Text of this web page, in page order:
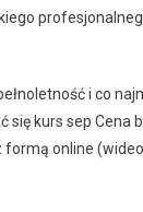
i co
kurs sep Cena
formą online